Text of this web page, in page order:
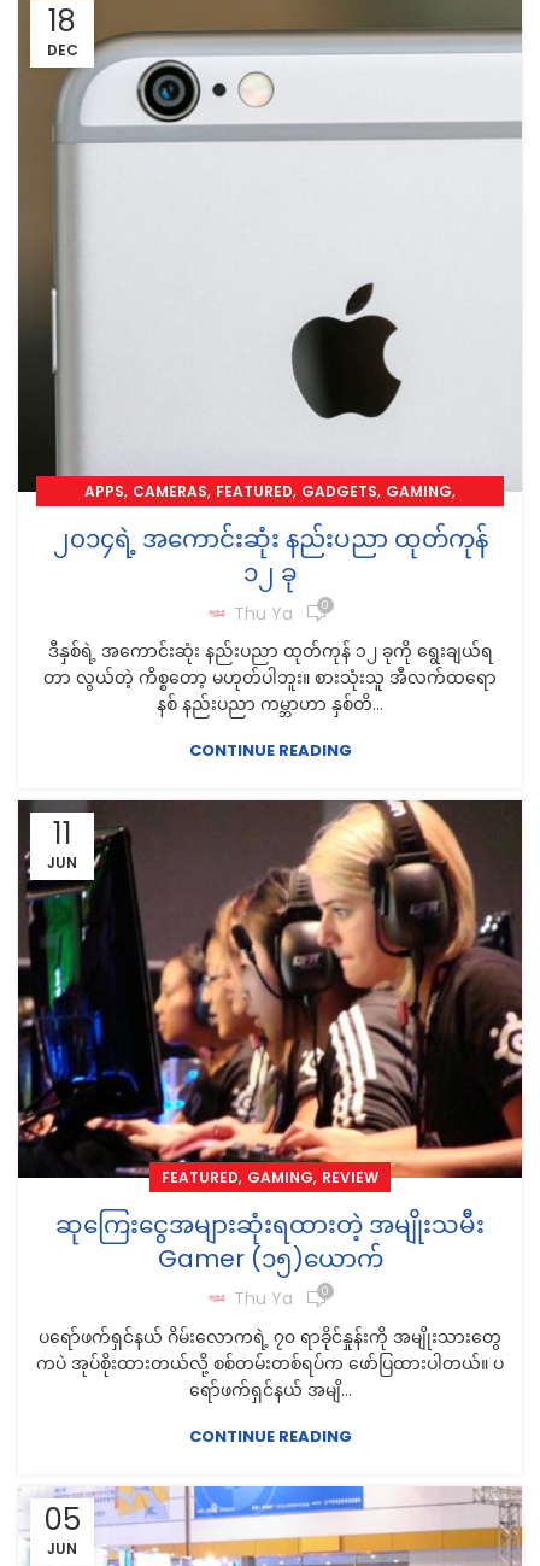
18
DEC
APPS, CAMERAS, FEATURED, GADGETS, GAMING,
MOBILE NEWS
၂၀၁၄ရဲ့ အကောင်းဆုံး နည်းပညာ ထုတ်ကုန်
၁၂ ခု
Thu Ya 0
ဒီနှစ်ရဲ့ အကောင်းဆုံး နည်းပညာ ထုတ်ကုန် ၁၂ ခုကို ရွေးချယ်ရ
တာ လွယ်တဲ့ ကိစ္စတော့ မဟုတ်ပါဘူး။ စားသုံးသူ အီလက်ထရော
နစ် နည်းပညာ ကမ္ဘာဟာ နှစ်တိ...
CONTINUE READING
11
JUN
FEATURED, GAMING, REVIEW
ဆုကြေးငွေအများဆုံးရထားတဲ့ အမျိုးသမီး
Gamer (၁၅)ယောက်
Thu Ya 0
ပရော်ဖက်ရှင်နယ် ဂိမ်းလောကရဲ့ ၇၀ ရာခိုင်နှုန်းကို အမျိုးသားတွေ
ကပဲ အုပ်စိုးထားတယ်လို့ စစ်တမ်းတစ်ရပ်က ဖော်ပြထားပါတယ်။ ပ
ရော်ဖက်ရှင်နယ် အမျိ...
CONTINUE READING
05
JUN